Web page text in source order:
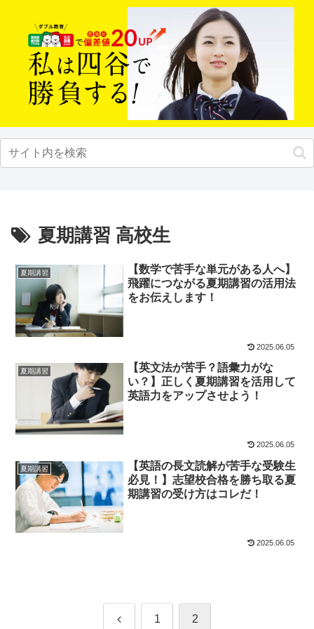
夏期講習 高校生
夏期講習
【数学で苦手な単元がある人へ】
飛躍につながる夏期講習の活用法
をお伝えします！
2025.06.05
夏期講習
【英文法が苦手？語彙力がな
い？】正しく夏期講習を活用して
英語力をアップさせよう！
2025.06.05
夏期講習
【英語の長文読解が苦手な受験生
必見！】志望校合格を勝ち取る夏
期講習の受け方はコレだ！
2025.06.05
前 1 2